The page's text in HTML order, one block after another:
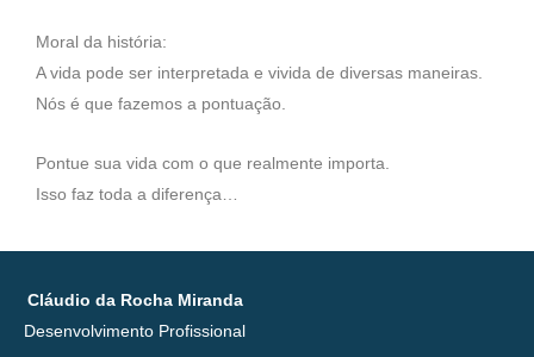
Moral da história:
A vida pode ser interpretada e vivida de diversas maneiras.
Nós é que fazemos a pontuação.
Pontue sua vida com o que realmente importa.
Isso faz toda a diferença…
Cláudio da Rocha Miranda
Desenvolvimento Profissional